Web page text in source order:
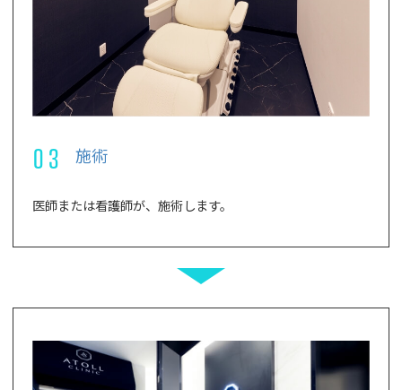
03 施術
医師または看護師が、施術します。